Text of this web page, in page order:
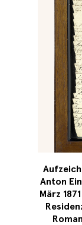
Anton
März